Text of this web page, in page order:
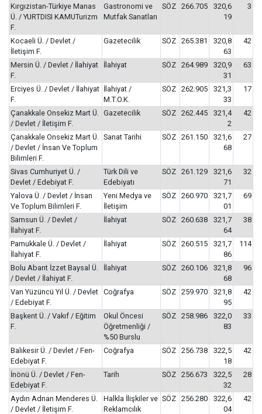
Kırgızistan-Türkiye Manas
Ü. / YURTDISI KAMUTurizm
F.
Gastronomi ve
Mutfak Sanatları
SÖZ 266.705
320,6
19
3
Kocaeli Ü. / Devlet /
İletişim F.
Gazetecilik SÖZ 265.381
320,8
63
42
Mersin Ü. / Devlet / İlahiyat
F.
İlahiyat SÖZ 264.989
320,9
31
63
Erciyes Ü. / Devlet / İlahiyat
F.
İlahiyat /
M.T.O.K.
SÖZ 262.905
321,3
33
17
Çanakkale Onsekiz Mart Ü.
/ Devlet / İletişim F.
Gazetecilik SÖZ 262.445
321,4
2
42
Çanakkale Onsekiz Mart Ü.
/ Devlet / İnsan Ve Toplum
Bilimleri F.
Sanat Tarihi SÖZ 261.150
321,6
68
27
Sivas Cumhuriyet Ü. /
Devlet / Edebiyat F.
Türk Dili ve
Edebiyatı
SÖZ 261.129
321,6
71
32
Yalova Ü. / Devlet / İnsan
Ve Toplum Bilimleri F.
Yeni Medya ve
İletişim
SÖZ 260.970
321,7
01
69
Samsun Ü. / Devlet /
İlahiyat F.
İlahiyat SÖZ 260.638
321,7
64
38
Pamukkale Ü. / Devlet /
İlahiyat F.
İlahiyat SÖZ 260.515
321,7
86
114
Bolu Abant İzzet Baysal Ü.
/ Devlet / İlahiyat F.
İlahiyat SÖZ 260.106
321,8
68
96
Van Yüzüncü Yıl Ü. / Devlet
/ Edebiyat F.
Coğrafya SÖZ 259.970
321,8
95
42
Başkent Ü. / Vakıf / Eğitim
F.
Okul Öncesi
Öğretmenliği /
%50 Burslu
SÖZ 258.986
322,0
83
33
Balıkesir Ü. / Devlet / Fen-
Edebiyat F.
Coğrafya SÖZ 256.738
322,5
18
42
İnönü Ü. / Devlet / Fen-
Edebiyat F.
Tarih SÖZ 256.673
322,5
32
28
Aydın Adnan Menderes Ü.
/ Devlet / İletişim F.
Halkla İlişkiler ve
Reklamcılık
SÖZ 256.280
322,6
04
42